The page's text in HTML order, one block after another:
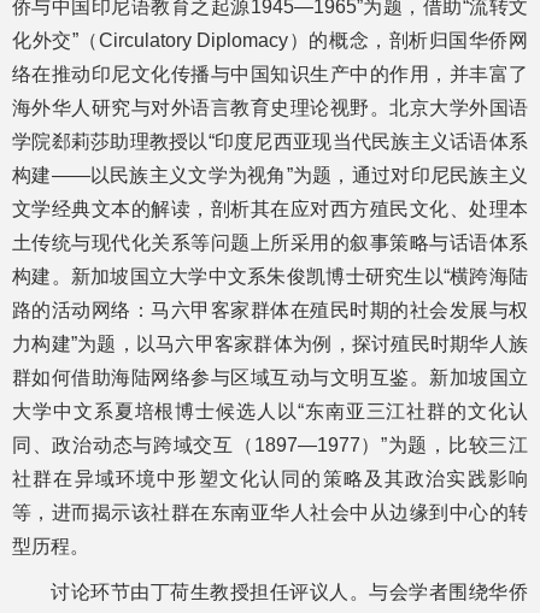
侨与中国印尼语教育之起源1945—1965”为题，借助“流转文
化外交”（Circulatory Diplomacy）的概念，剖析归国华侨网
络在推动印尼文化传播与中国知识生产中的作用，并丰富了
海外华人研究与对外语言教育史理论视野。北京大学外国语
学院郄莉莎助理教授以“印度尼西亚现当代民族主义话语体系
构建——以民族主义文学为视角”为题，通过对印尼民族主义
文学经典文本的解读，剖析其在应对西方殖民文化、处理本
土传统与现代化关系等问题上所采用的叙事策略与话语体系
构建。新加坡国立大学中文系朱俊凯博士研究生以“横跨海陆
路的活动网络：马六甲客家群体在殖民时期的社会发展与权
力构建”为题，以马六甲客家群体为例，探讨殖民时期华人族
群如何借助海陆网络参与区域互动与文明互鉴。新加坡国立
大学中文系夏培根博士候选人以“东南亚三江社群的文化认
同、政治动态与跨域交互（1897—1977）”为题，比较三江
社群在异域环境中形塑文化认同的策略及其政治实践影响
等，进而揭示该社群在东南亚华人社会中从边缘到中心的转
型历程。
讨论环节由丁荷生教授担任评议人。与会学者围绕华侨